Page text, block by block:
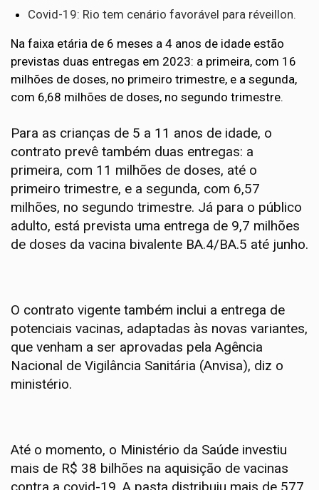
Covid-19: Rio tem cenário favorável para réveillon.
Na faixa etária de 6 meses a 4 anos de idade estão
previstas duas entregas em 2023: a primeira, com 16
milhões de doses, no primeiro trimestre, e a segunda,
com 6,68 milhões de doses, no segundo trimestre.
Para as crianças de 5 a 11 anos de idade, o
contrato prevê também duas entregas: a
primeira, com 11 milhões de doses, até o
primeiro trimestre, e a segunda, com 6,57
milhões, no segundo trimestre. Já para o público
adulto, está prevista uma entrega de 9,7 milhões
de doses da vacina bivalente BA.4/BA.5 até junho.
O contrato vigente também inclui a entrega de
potenciais vacinas, adaptadas às novas variantes,
que venham a ser aprovadas pela Agência
Nacional de Vigilância Sanitária (Anvisa), diz o
ministério.
Até o momento, o Ministério da Saúde investiu
mais de R$ 38 bilhões na aquisição de vacinas
contra a covid-19. A pasta distribuiu mais de 577